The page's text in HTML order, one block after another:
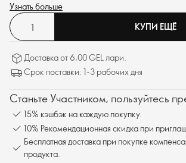
SPF 10. Красота в удовольствие!
Узнать больше
КУПИ ЕЩЁ
Доставка от 6,00 GEL лари.
Срок поставки: 1-3 рабочих дня
Станьте Участником, пользуйтесь
15% кэшбэк на каждую покупку.
10% Рекомендационная скидка при
Бесплатная доставка при покупке
продукта.